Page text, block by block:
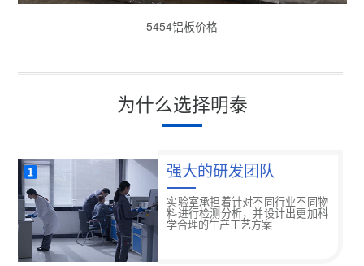
5454铝板价格
为什么选择明泰
强大的研发团队
实验室承担着针对不同行业不同物
料进行检测分析，并设计出更加科
学合理的生产工艺方案